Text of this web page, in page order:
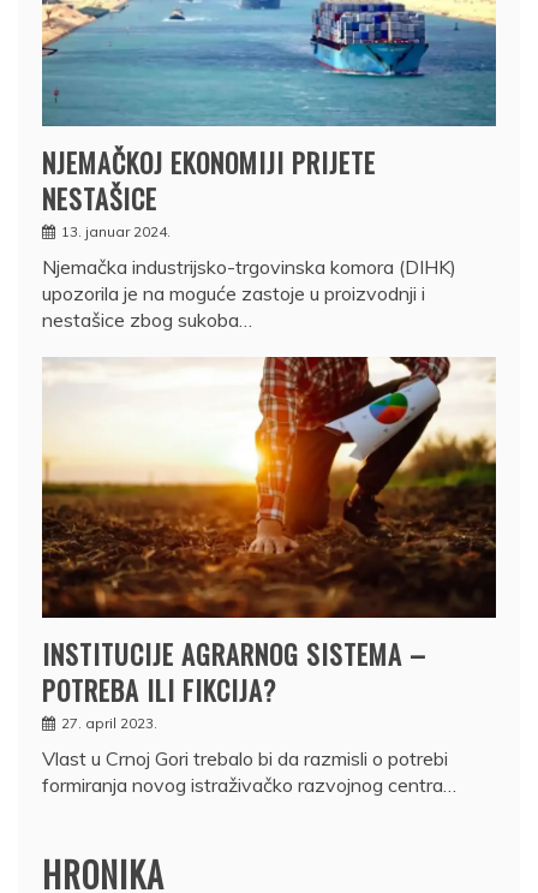
NJEMAČKOJ EKONOMIJI PRIJETE
NESTAŠICE
13. januar 2024.
Njemačka industrijsko-trgovinska komora (DIHK)
upozorila je na moguće zastoje u proizvodnji i
nestašice zbog sukoba…
INSTITUCIJE AGRARNOG SISTEMA –
POTREBA ILI FIKCIJA?
27. april 2023.
Vlast u Crnoj Gori trebalo bi da razmisli o potrebi
formiranja novog istraživačko razvojnog centra…
HRONIKA